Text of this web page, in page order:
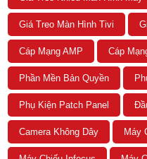
Giá Treo Màn Hình Tivi
Cáp Mạng AMP Cáp
Phần Mền Bản Quyền
Phụ Kiện Patch Panel
Camera Không Dây